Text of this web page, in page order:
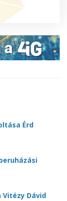
Érd
Vitézy Dávid